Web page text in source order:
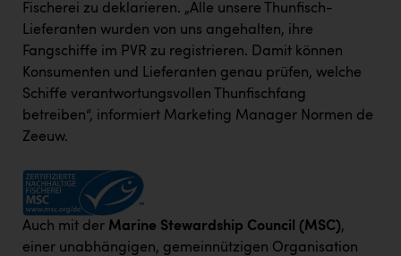
Fischerei zu deklarieren. „Alle unsere Thunfisch-
Lieferanten wurden von uns angehalten, ihre
Fangschiffe im PVR zu registrieren. Damit können
Konsumenten und Lieferanten genau prüfen, welche
Schiffe verantwortungsvollen Thunfischfang
betreiben“, informiert Marketing Manager Normen de
Zeeuw.
Auch mit der Marine Stewardship Council (MSC),
einer unabhängigen, gemeinnützigen Organisation